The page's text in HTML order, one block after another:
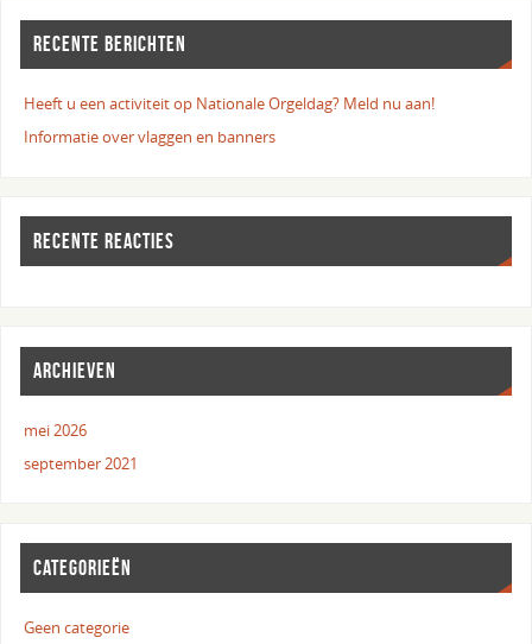
RECENTE BERICHTEN
Heeft u een activiteit op Nationale Orgeldag? Meld nu aan!
Informatie over vlaggen en banners
RECENTE REACTIES
ARCHIEVEN
mei 2026
september 2021
CATEGORIEËN
Geen categorie